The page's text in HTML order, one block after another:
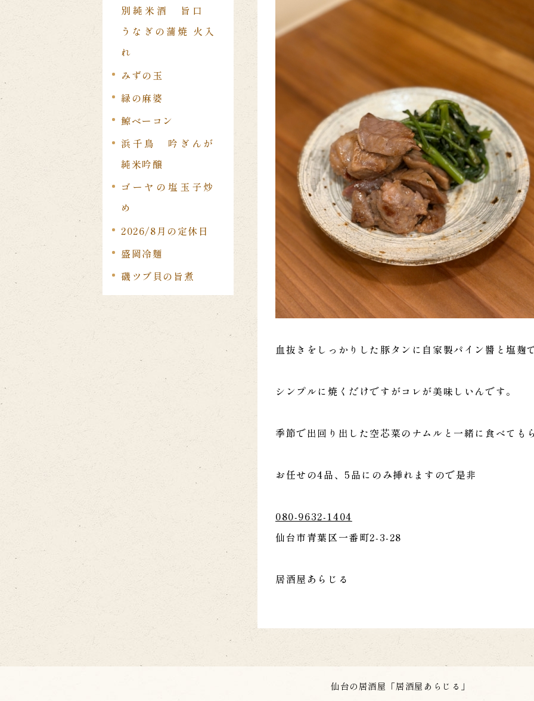
別純米酒 旨口
うなぎの蒲焼 火入
れ
みずの玉
緑の麻婆
鯨ベーコン
浜千鳥 吟ぎんが
純米吟醸
ゴーヤの塩玉子炒
め
2026/8月の定休日
盛岡冷麺
磯ツブ貝の旨煮
血抜きをしっかりした豚タンに自家製パイン醬と塩麹
シンプルに焼くだけですがコレが美味しいんです。
季節で出回り出した空芯菜のナムルと一緒に食べても
お任せの4品、5品にのみ挿れますので是非
080-9632-1404
仙台市青葉区一番町2-3-28
居酒屋あらじる
仙台の居酒屋「居酒屋あらじる」